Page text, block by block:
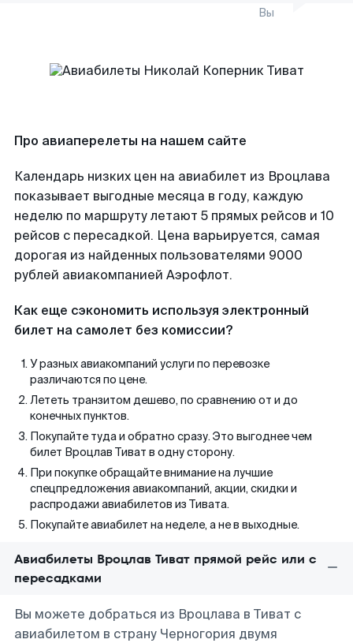
Вы
Про авиаперелеты на нашем сайте
Календарь низких цен на авиабилет из Вроцлава
показывает выгодные месяца в году, каждую
неделю по маршруту летают 5 прямых рейсов и 10
рейсов с пересадкой. Цена варьируется, самая
дорогая из найденных пользователями 9000
рублей авиакомпанией Аэрофлот.
Как еще сэкономить используя электронный
билет на самолет без комиссии?
У разных авиакомпаний услуги по перевозке
различаются по цене.
Лететь транзитом дешево, по сравнению от и до
конечных пунктов.
Покупайте туда и обратно сразу. Это выгоднее чем
билет Вроцлав Тиват в одну сторону.
При покупке обращайте внимание на лучшие
спецпредложения авиакомпаний, акции, скидки и
распродажи авиабилетов из Тивата.
Покупайте авиабилет на неделе, а не в выходные.
Авиабилеты Вроцлав Тиват прямой рейс или с
пересадками
Вы можете добраться из Вроцлава в Тиват с
авиабилетом в страну Черногория двумя